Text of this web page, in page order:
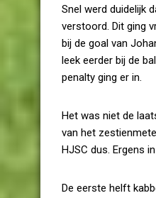
Snel werd duidelijk
verstoord. Dit ging
bij de goal van
leek eerder bij de
penalty ging er in.
Het was niet de
van het
HJSC dus. Ergens
De eerste helft